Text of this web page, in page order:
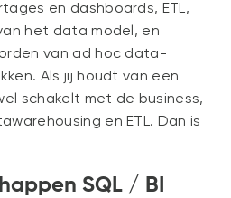
en dashboards, ETL,
het data model, en
van ad hoc data-
Als jij houdt van een
schakelt met de business,
en ETL. Dan is
SQL / BI